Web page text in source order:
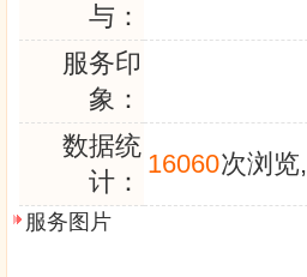
与：
服务印
象：
数据统
计：
16060次浏览,
服务图片